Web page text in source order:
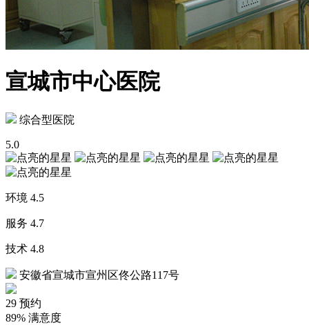
宣城市中心医院
综合型医院
5.0
环境 4.5
服务 4.7
技术 4.8
安徽省宣城市宣州区佟公路117号
29 预约
89% 满意度